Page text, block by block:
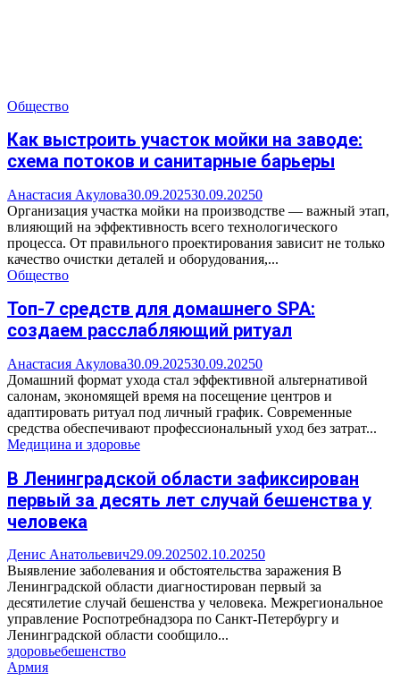
Общество
Как выстроить участок мойки на заводе:
схема потоков и санитарные барьеры
Анастасия Акулова30.09.202530.09.20250
Организация участка мойки на производстве — важный этап,
влияющий на эффективность всего технологического
процесса. От правильного проектирования зависит не только
качество очистки деталей и оборудования,...
Общество
Топ-7 средств для домашнего SPA:
создаем расслабляющий ритуал
Анастасия Акулова30.09.202530.09.20250
Домашний формат ухода стал эффективной альтернативой
салонам, экономящей время на посещение центров и
адаптировать ритуал под личный график. Современные
средства обеспечивают профессиональный уход без затрат...
Медицина и здоровье
В Ленинградской области зафиксирован
первый за десять лет случай бешенства у
человека
Денис Анатольевич29.09.202502.10.20250
Выявление заболевания и обстоятельства заражения В
Ленинградской области диагностирован первый за
десятилетие случай бешенства у человека. Межрегиональное
управление Роспотребнадзора по Санкт-Петербургу и
Ленинградской области сообщило...
здоровьебешенство
Армия